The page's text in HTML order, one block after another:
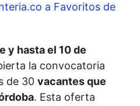
a Favoritos de
y hasta el 10 de
la convocatoria
de 30 vacantes que
. Esta oferta